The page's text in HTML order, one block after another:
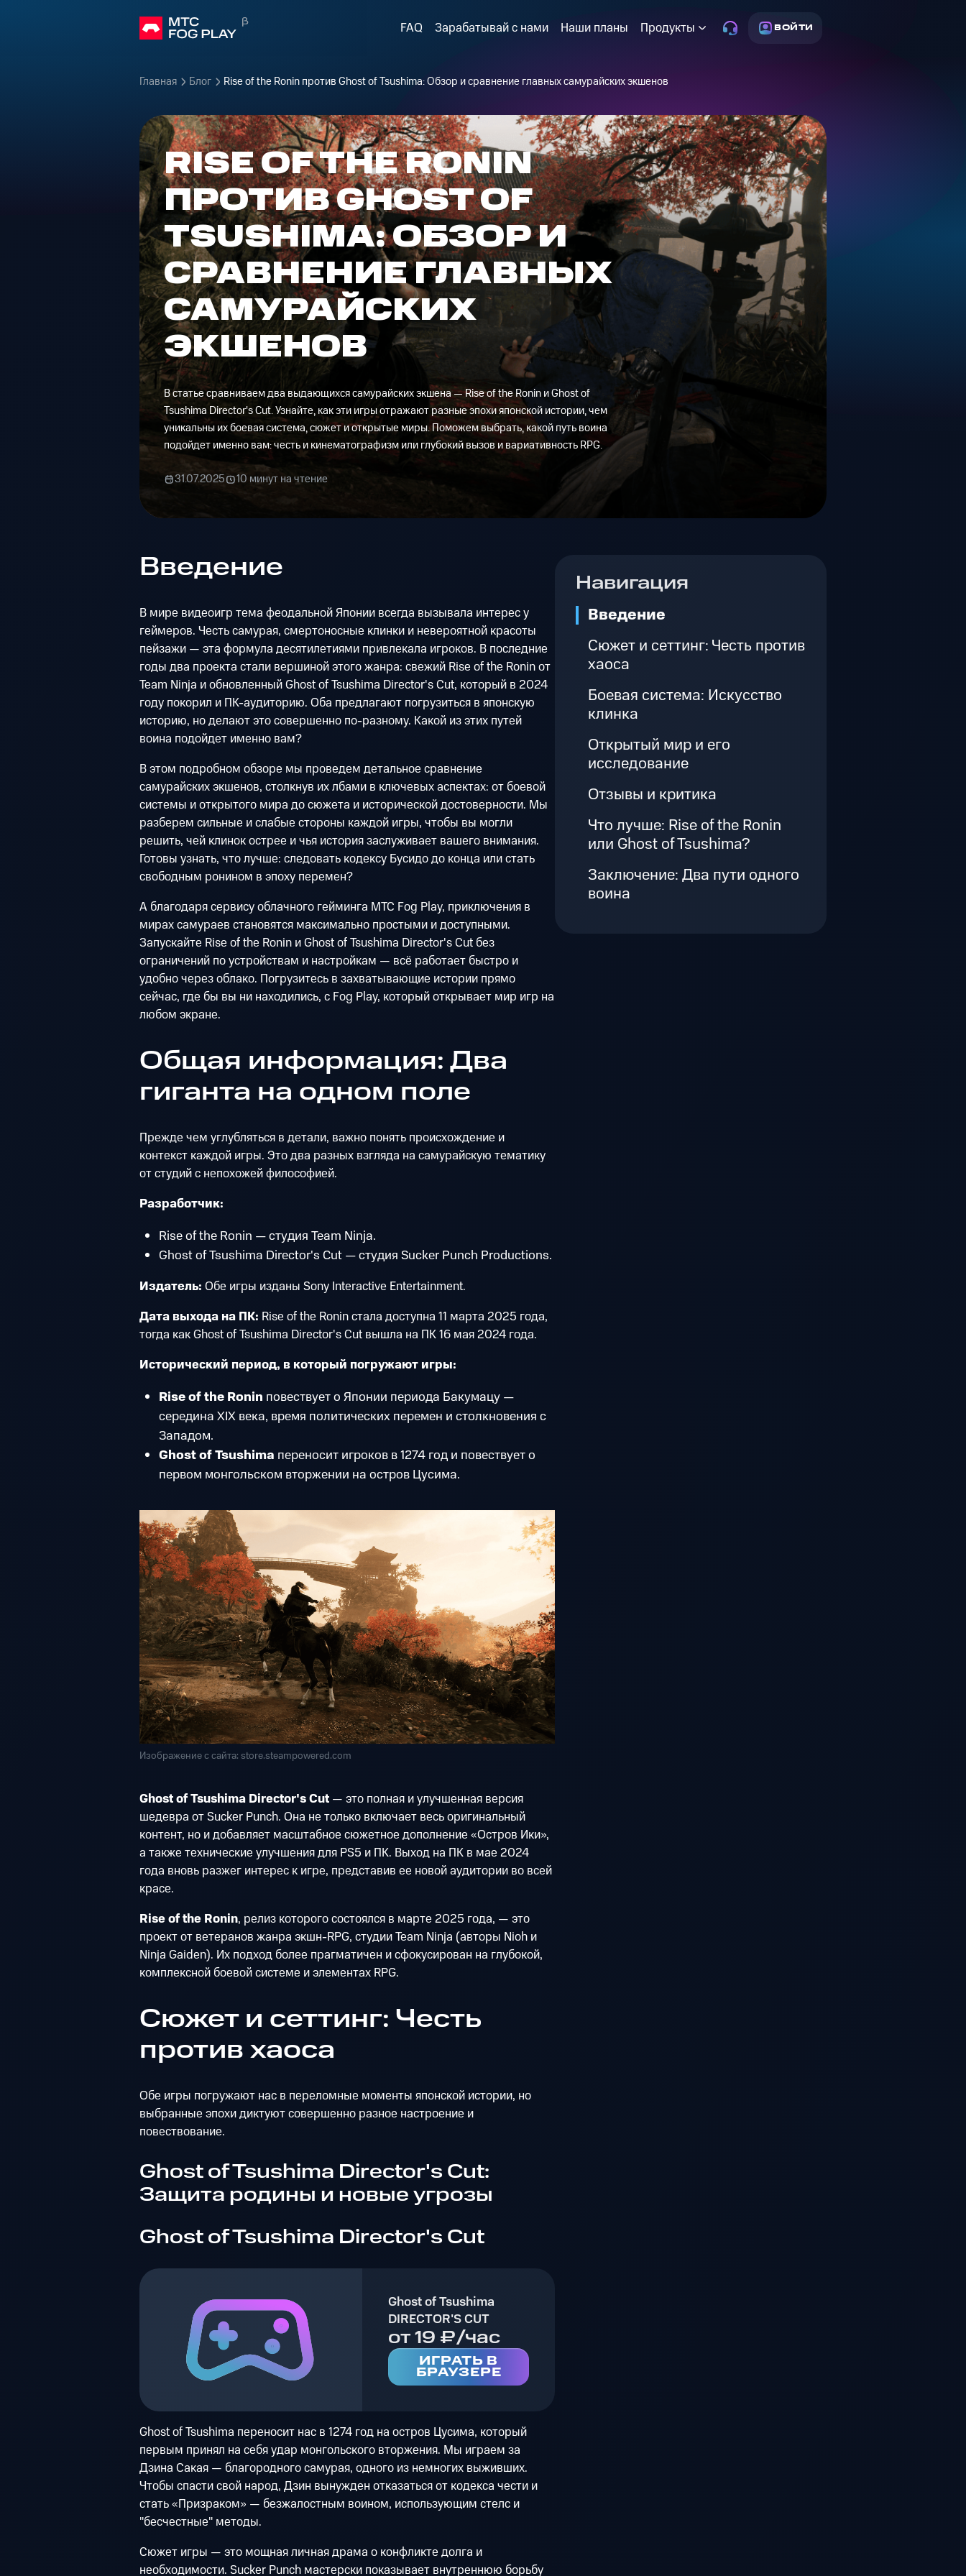
FAQ Зарабатывай с нами Наши планы Продукты ВОЙТИ
Главная Блог Rise of the Ronin против Ghost of Tsushima: Обзор и сравнение главных самурайских экшенов
RISE OF THE RONIN
ПРОТИВ GHOST OF
TSUSHIMA: ОБЗОР И
СРАВНЕНИЕ ГЛАВНЫХ
САМУРАЙСКИХ
ЭКШЕНОВ
В статье сравниваем два выдающихся самурайских экшена — Rise of the Ronin и Ghost of
Tsushima Director's Cut. Узнайте, как эти игры отражают разные эпохи японской истории, чем
уникальны их боевая система, сюжет и открытые миры. Поможем выбрать, какой путь воина
подойдет именно вам: честь и кинематографизм или глубокий вызов и вариативность RPG.
31.07.2025 10 минут на чтение
Навигация
Введение
Сюжет и сеттинг: Честь против
хаоса
Боевая система: Искусство
клинка
Открытый мир и его
исследование
Отзывы и критика
Что лучше: Rise of the Ronin
или Ghost of Tsushima?
Заключение: Два пути одного
воина
Введение
В мире видеоигр тема феодальной Японии всегда вызывала интерес у
геймеров. Честь самурая, смертоносные клинки и невероятной красоты
пейзажи — эта формула десятилетиями привлекала игроков. В последние
годы два проекта стали вершиной этого жанра: свежий Rise of the Ronin от
Team Ninja и обновленный Ghost of Tsushima Director's Cut, который в 2024
году покорил и ПК-аудиторию. Оба предлагают погрузиться в японскую
историю, но делают это совершенно по-разному. Какой из этих путей
воина подойдет именно вам?
В этом подробном обзоре мы проведем детальное сравнение
самурайских экшенов, столкнув их лбами в ключевых аспектах: от боевой
системы и открытого мира до сюжета и исторической достоверности. Мы
разберем сильные и слабые стороны каждой игры, чтобы вы могли
решить, чей клинок острее и чья история заслуживает вашего внимания.
Готовы узнать, что лучше: следовать кодексу Бусидо до конца или стать
свободным ронином в эпоху перемен?
А благодаря сервису облачного гейминга МТС Fog Play, приключения в
мирах самураев становятся максимально простыми и доступными.
Запускайте Rise of the Ronin и Ghost of Tsushima Director's Cut без
ограничений по устройствам и настройкам — всё работает быстро и
удобно через облако. Погрузитесь в захватывающие истории прямо
сейчас, где бы вы ни находились, с Fog Play, который открывает мир игр на
любом экране.
Общая информация: Два
гиганта на одном поле
Прежде чем углубляться в детали, важно понять происхождение и
контекст каждой игры. Это два разных взгляда на самурайскую тематику
от студий с непохожей философией.
Разработчик:
Rise of the Ronin — студия Team Ninja.
Ghost of Tsushima Director's Cut — студия Sucker Punch Productions.
Издатель: Обе игры изданы Sony Interactive Entertainment.
Дата выхода на ПК: Rise of the Ronin стала доступна 11 марта 2025 года,
тогда как Ghost of Tsushima Director's Cut вышла на ПК 16 мая 2024 года.
Исторический период, в который погружают игры:
Rise of the Ronin повествует о Японии периода Бакумацу —
середина XIX века, время политических перемен и столкновения с
Западом.
Ghost of Tsushima переносит игроков в 1274 год и повествует о
первом монгольском вторжении на остров Цусима.
Изображение с сайта: store.steampowered.com
Ghost of Tsushima Director's Cut — это полная и улучшенная версия
шедевра от Sucker Punch. Она не только включает весь оригинальный
контент, но и добавляет масштабное сюжетное дополнение «Остров Ики»,
а также технические улучшения для PS5 и ПК. Выход на ПК в мае 2024
года вновь разжег интерес к игре, представив ее новой аудитории во всей
красе.
Rise of the Ronin, релиз которого состоялся в марте 2025 года, — это
проект от ветеранов жанра экшн-RPG, студии Team Ninja (авторы Nioh и
Ninja Gaiden). Их подход более прагматичен и сфокусирован на глубокой,
комплексной боевой системе и элементах RPG.
Сюжет и сеттинг: Честь
против хаоса
Обе игры погружают нас в переломные моменты японской истории, но
выбранные эпохи диктуют совершенно разное настроение и
повествование.
Ghost of Tsushima Director's Cut:
Защита родины и новые угрозы
Ghost of Tsushima Director's Cut
Ghost of Tsushima
DIRECTOR'S CUT
от 19 ₽/час
ИГРАТЬ В
БРАУЗЕРЕ
Ghost of Tsushima переносит нас в 1274 год на остров Цусима, который
первым принял на себя удар монгольского вторжения. Мы играем за
Дзина Сакая — благородного самурая, одного из немногих выживших.
Чтобы спасти свой народ, Дзин вынужден отказаться от кодекса чести и
стать «Призраком» — безжалостным воином, использующим стелс и
"бесчестные" методы.
Сюжет игры — это мощная личная драма о конфликте долга и
необходимости. Sucker Punch мастерски показывает внутреннюю борьбу